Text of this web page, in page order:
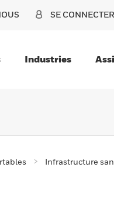
SE CONNECTER
Industries
Infrastructure